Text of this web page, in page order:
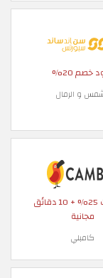
خصم 20%
و الرمال
كوبونات 25% + 10 دقائق
مجانية
كامبلي